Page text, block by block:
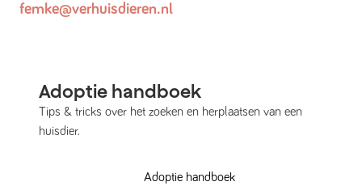
femke@verhuisdieren.nl
Adoptie handboek
Tips & tricks over het zoeken en herplaatsen van een
huisdier.
Adoptie handboek